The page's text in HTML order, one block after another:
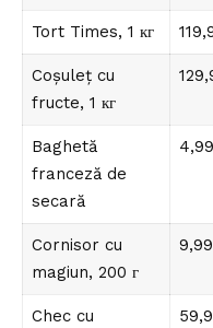
Tort Times, 1 кг
Coșuleț cu
fructe, 1 кг
Baghetă
franceză de
secară
Cornisor cu
magiun, 200 г
Chec cu